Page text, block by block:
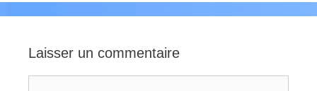
Laisser un commentaire